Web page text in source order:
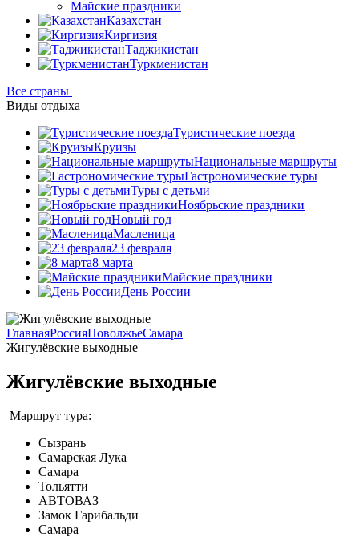
Майские праздники
Казахстан
Киргизия
Таджикистан
Туркменистан
Все страны
Виды отдыха
Туристические поезда
Круизы
Национальные маршруты
Гастрономические туры
Туры с детьми
Ноябрьские праздники
Новый год
Масленица
23 февраля
8 марта
Майские праздники
День России
ГлавнаяРоссияПоволжьеСамара
Жигулёвские выходные
Жигулёвские выходные
Маршрут тура:
Сызрань
Самарская Лука
Самара
Тольятти
АВТОВАЗ
Замок Гарибальди
Самара